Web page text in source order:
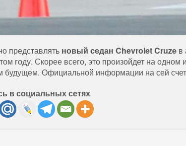
представлять новый седан Chevrolet Cruze в
году. Скорее всего, это произойдет на
Официальной информации на сей счет
в социальных сетях